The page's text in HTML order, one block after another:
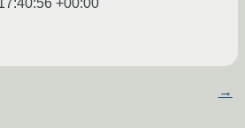
+00:00
→